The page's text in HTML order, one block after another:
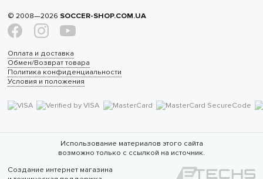
© 2008—2026 SOCCER-SHOP.COM.UA
Оплата и доставка
Обмен/Возврат товара
Политика конфиденциальности
Условия и положения
Использование материалов этого сайта
возможно только с ссылкой на источник.
Создание интернет магазина